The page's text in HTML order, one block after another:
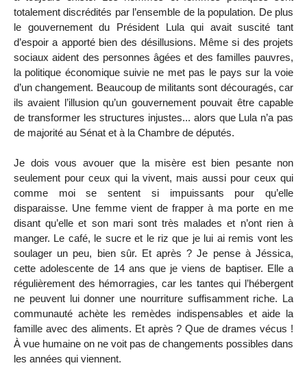
totalement discrédités par l’ensemble de la population. De plus
le gouvernement du Président Lula qui avait suscité tant
d’espoir a apporté bien des désillusions. Même si des projets
sociaux aident des personnes âgées et des familles pauvres,
la politique économique suivie ne met pas le pays sur la voie
d’un changement. Beaucoup de militants sont découragés, car
ils avaient l’illusion qu’un gouvernement pouvait être capable
de transformer les structures injustes... alors que Lula n’a pas
de majorité au Sénat et à la Chambre de députés.
Je dois vous avouer que la misère est bien pesante non
seulement pour ceux qui la vivent, mais aussi pour ceux qui
comme moi se sentent si impuissants pour qu’elle
disparaisse. Une femme vient de frapper à ma porte en me
disant qu’elle et son mari sont très malades et n’ont rien à
manger. Le café, le sucre et le riz que je lui ai remis vont les
soulager un peu, bien sûr. Et après ? Je pense à Jéssica,
cette adolescente de 14 ans que je viens de baptiser. Elle a
régulièrement des hémorragies, car les tantes qui l’hébergent
ne peuvent lui donner une nourriture suffisamment riche. La
communauté achète les remèdes indispensables et aide la
famille avec des aliments. Et après ? Que de drames vécus !
À vue humaine on ne voit pas de changements possibles dans
les années qui viennent.